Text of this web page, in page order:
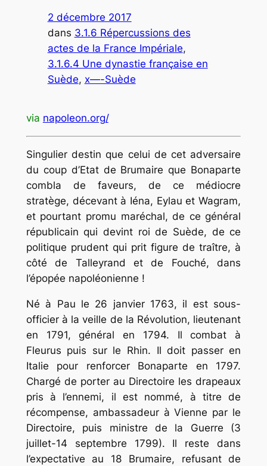
2 décembre 2017
dans 3.1.6 Répercussions des
actes de la France Impériale
3.1.6.4 Une dynastie française en
Suède, x—-Suède
via napoleon.org/.
Singulier destin que celui de cet adversaire
du coup d’Etat de Brumaire que Bonaparte
combla de faveurs, de ce médiocre
stratège, décevant à Iéna, Eylau et Wagram,
et pourtant promu maréchal, de ce général
républicain qui devint roi de Suède, de ce
politique prudent qui prit figure de traître, à
côté de Talleyrand et de Fouché, dans
l’épopée napoléonienne !
Né à Pau le 26 janvier 1763, il est sous-
officier à la veille de la Révolution, lieutenant
en 1791, général en 1794. Il combat à
Fleurus puis sur le Rhin. Il doit passer en
Italie pour renforcer Bonaparte en 1797.
Chargé de porter au Directoire les drapeaux
pris à l’ennemi, il est nommé, à titre de
récompense, ambassadeur à Vienne par le
Directoire, puis ministre de la Guerre (3
juillet-14 septembre 1799). Il reste dans
l’expectative au 18 Brumaire, refusant de